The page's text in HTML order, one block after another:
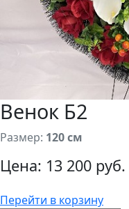
Венок Б2
Размер: 120 см
Цена: 13 200 руб.
Перейти в корзину